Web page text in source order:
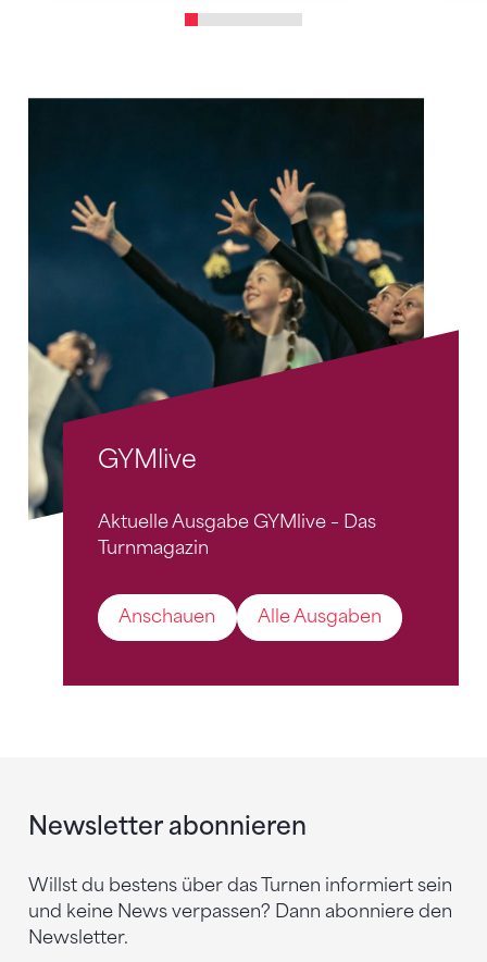
GYMlive
Aktuelle Ausgabe GYMlive – Das
Turnmagazin
Anschauen Alle Ausgaben
Newsletter abonnieren
Willst du bestens über das Turnen informiert sein
und keine News verpassen? Dann abonniere den
Newsletter.